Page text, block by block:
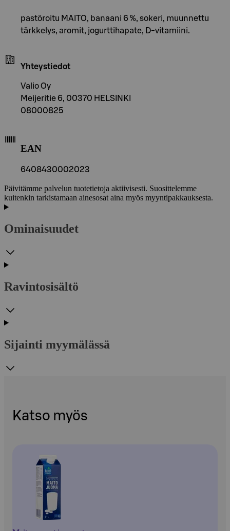
pastöroitu MAITO, banaani 6 %, sokeri, muunnettu
tärkkelys, aromit, jogurttihapate, D-vitamiini.
Yhteystiedot
Valio Oy
Meijeritie 6, 00370 HELSINKI
08000825
EAN
6408430002023
Päivitämme palvelun tuotetietoja aktiivisesti. Suosittelemme
kuitenkin tarkistamaan ainesosat aina myös myyntipakkauksesta.
Ominaisuudet
Ravintosisältö
Sijainti myymälässä
Katso myös